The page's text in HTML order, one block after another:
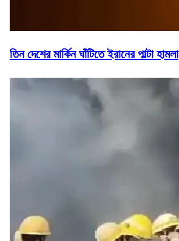
তিন দেশের মার্কিন ঘাঁটিতে ইরানের পাল্টা হামলা